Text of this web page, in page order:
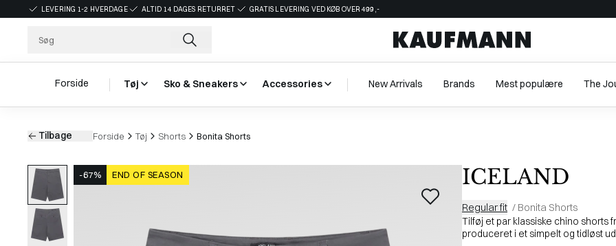
LEVERING 1-2 HVERDAGE ALTID 14 DAGES RETURRET GRATIS LEVERING VED KØB OVER 499,-
Forside Tøj Sko & Sneakers Accessories New Arrivals Brands Mest populære The
Tilbage Forside Tøj Shorts Bonita Shorts
-67% END OF SEASON ICELAND
Regular fit / Bonita Shorts
Tilføj et par klassiske chino shorts
produceret i et simpelt og tidløst